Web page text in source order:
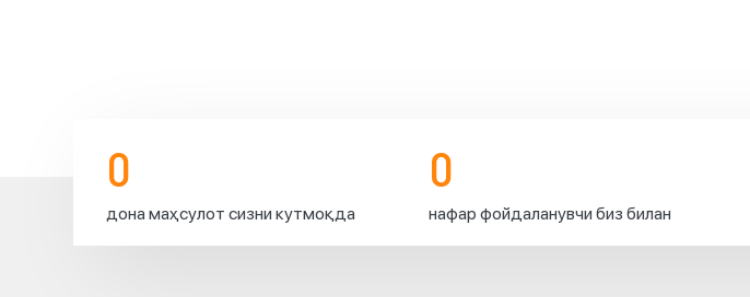
0
дона маҳсулот сизни кутмоқда
0
нафар фойдаланувчи биз билан